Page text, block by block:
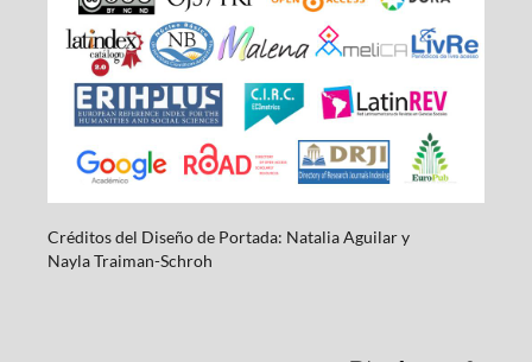
Créditos del Diseño de Portada: Natalia Aguilar y
NaylaTraiman-Schroh